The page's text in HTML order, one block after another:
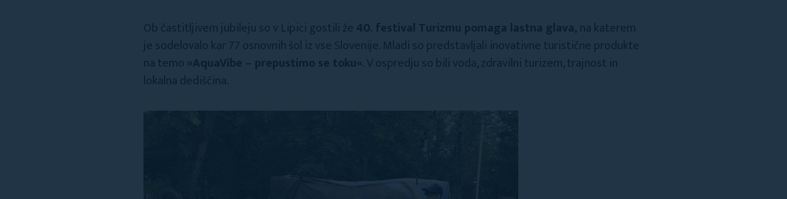
Ob častitljivem jubileju so v Lipici gostili že 40. festival Turizmu pomaga lastna glava,na katerem
je sodelovalo kar 77 osnovnih šol iz vse Slovenije. Mladi so predstavljali inovativne turistične produkte
na temo»AquaVibe – prepustimo se toku«. V ospredju so bili voda, zdravilni turizem, trajnost in
lokalna dediščina.